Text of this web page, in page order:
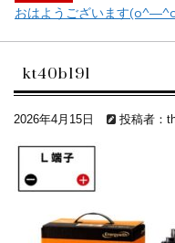
おはようございます
kt40b19l
2026年4月15日 投稿者：